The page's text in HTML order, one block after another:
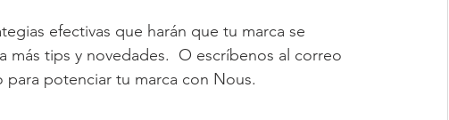
efectivas que harán que tu marca se
más tips y novedades.  O escríbenos al correo
para potenciar tu marca con Nous.